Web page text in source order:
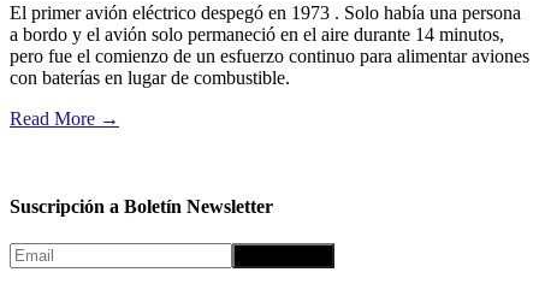
El primer avión eléctrico despegó en 1973 . Solo había una persona
a bordo y el avión solo permaneció en el aire durante 14 minutos,
pero fue el comienzo de un esfuerzo continuo para alimentar aviones
con baterías en lugar de combustible.
Read More →
Suscripción a Boletín Newsletter